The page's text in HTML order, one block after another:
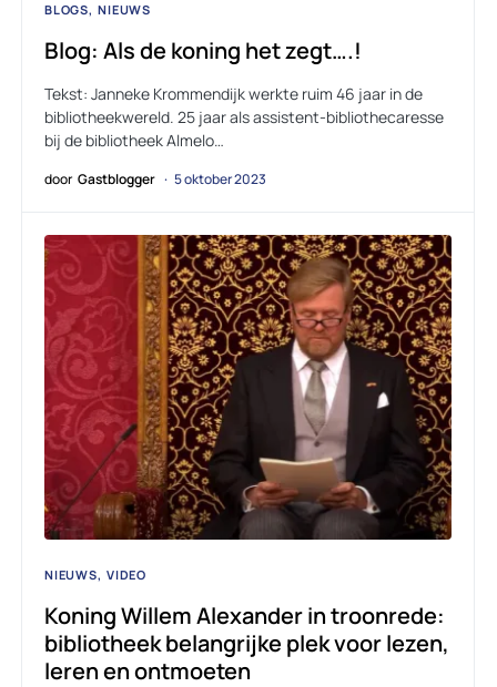
BLOGS NIEUWS
Blog: Als de koning het zegt….!
Tekst: Janneke Krommendijk werkte ruim 46 jaar in de
bibliotheekwereld. 25 jaar als assistent-bibliothecaresse
bij de bibliotheek Almelo…
door Gastblogger 5 oktober 2023
NIEUWS VIDEO
Koning Willem Alexander in troonrede:
bibliotheek belangrijke plek voor lezen,
leren en ontmoeten